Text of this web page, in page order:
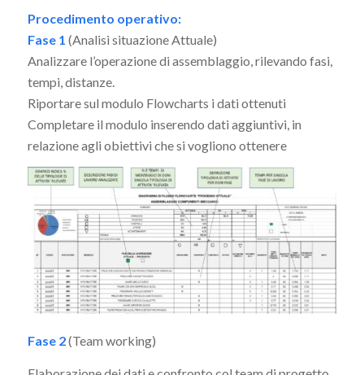
Procedimento operativo:
Fase 1 (Analisi situazione Attuale)
Analizzare l’operazione di assemblaggio, rilevando fasi,
tempi, distanze.
Riportare sul modulo Flowcharts i dati ottenuti
Completare il modulo inserendo dati aggiuntivi, in
relazione agli obiettivi che si vogliono ottenere
Fase 2(Team working)